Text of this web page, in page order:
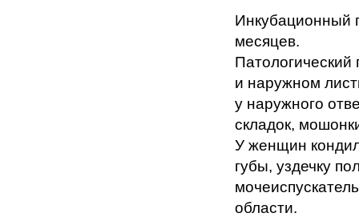
Инкубационный
месяцев.
и наружном
у наружного
складок,
У женщин
губы, уздечку
области.